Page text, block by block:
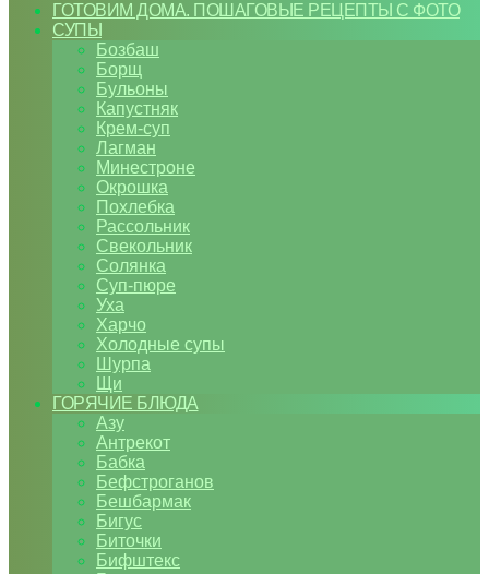
ГОТОВИМ ДОМА. ПОШАГОВЫЕ РЕЦЕПТЫ С ФОТО
СУПЫ
Бозбаш
Борщ
Бульоны
Капустняк
Крем-суп
Лагман
Минестроне
Окрошка
Похлебка
Рассольник
Свекольник
Солянка
Суп-пюре
Уха
Харчо
Холодные супы
Шурпа
Щи
ГОРЯЧИЕ БЛЮДА
Азу
Антрекот
Бабка
Бефстроганов
Бешбармак
Бигус
Биточки
Бифштекс